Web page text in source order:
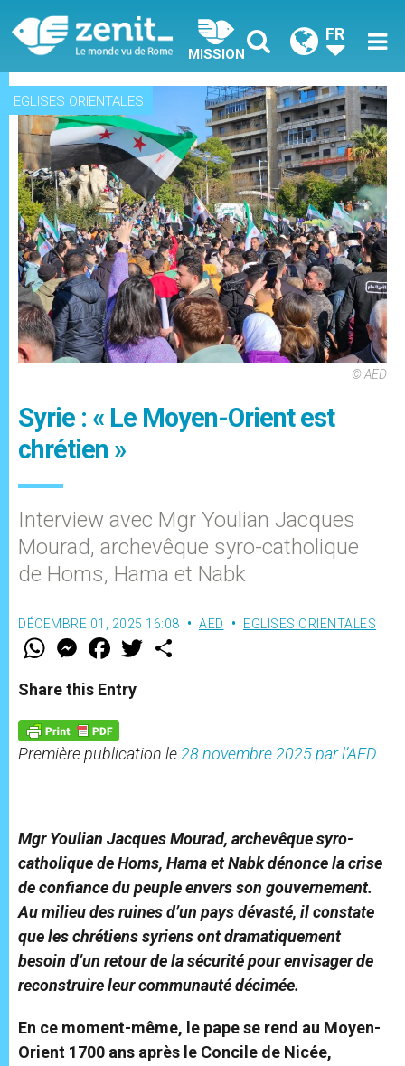
MISSION
FR
EGLISES ORIENTALES
© AED
Syrie : « Le Moyen-Orient est
chrétien »
Interview avec Mgr Youlian Jacques
Mourad, archevêque syro-catholique
de Homs, Hama et Nabk
DÉCEMBRE 01, 2025 16:08 AED EGLISES ORIENTALES
W
t
s
p
p
M
e
s
e
g
e
r
F
a
e
b
o
k
w
Share this Entry
Première publication le 28 novembre 2025 par l’AED
Mgr Youlian Jacques Mourad, archevêque syro-
catholique de Homs, Hama et Nabk dénonce la crise
de confiance du peuple envers son gouvernement.
Au milieu des ruines d’un pays dévasté, il constate
que les chrétiens syriens ont dramatiquement
besoin d’un retour de la sécurité pour envisager de
reconstruire leur communauté décimée.
En ce moment-même, le pape se rend au Moyen-
Orient 1700 ans après le Concile de Nicée,